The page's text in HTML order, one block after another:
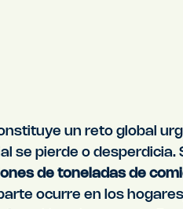
un reto global
se pierde o desperdicia.
de toneladas de
ocurre en los